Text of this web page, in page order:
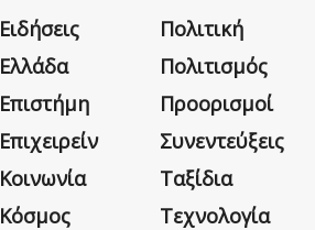
Ειδήσεις
Ελλάδα
Επιστήμη
Επιχειρείν
Κοινωνία
Κόσμος
Πολιτική
Πολιτισμός
Προορισμοί
Συνεντεύξεις
Ταξίδια
Τεχνολογία